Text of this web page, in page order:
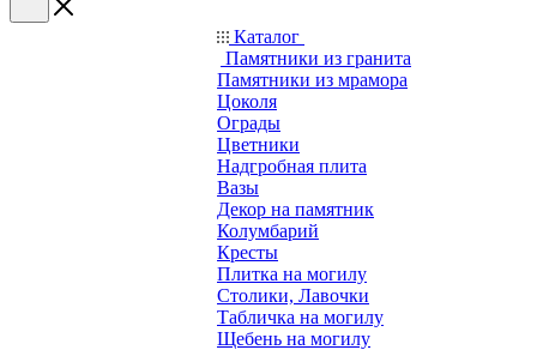
Каталог
Памятники из гранита
Памятники из мрамора
Цоколя
Ограды
Цветники
Надгробная плита
Вазы
Декор на памятник
Колумбарий
Кресты
Плитка на могилу
Столики, Лавочки
Табличка на могилу
Щебень на могилу